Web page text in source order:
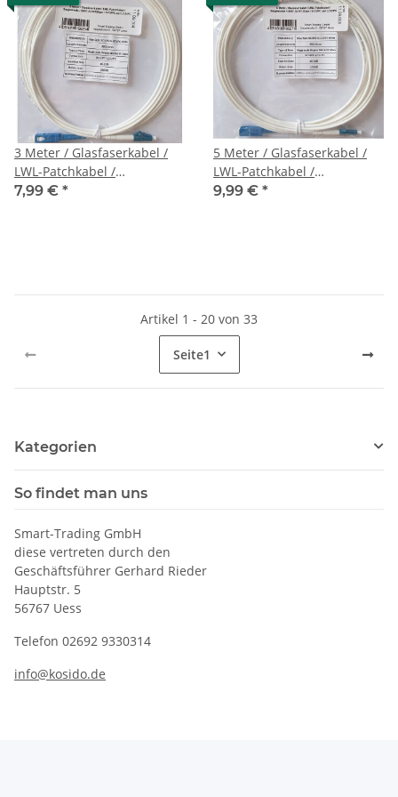
3 Meter / Glasfaserkabel /
LWL-Patchkabel /
Singlemode / G657.A2
7,99 € *
5 Meter / Glasfaserkabel /
LWL-Patchkabel /
Singlemode / G657.A2
9,99 € *
Artikel 1 - 20 von 33
Seite1
Kategorien
So findet man uns
Smart-Trading GmbH
diese vertreten durch den
Geschäftsführer Gerhard Rieder
Hauptstr. 5
56767 Uess
Telefon 02692 9330314
info@kosido.de